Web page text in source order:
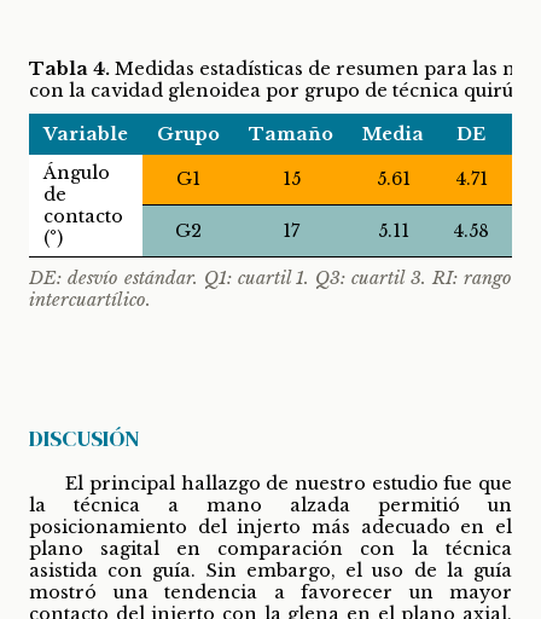
Tabla 4. Medidas estadísticas de resumen para las
con la cavidad glenoidea por grupo de técnica
Variable
Grupo Tamaño Media DE
Ángulo
de
contacto
(°)
G1 15 5.61 4.71
G2 17 5.11 4.58
DE: desvío estándar. Q1: cuartil 1. Q3: cuartil 3. RI: rango
intercuartílico.
DISCUSIÓN
El principal hallazgo de nuestro estudio fue que
la técnica a mano alzada permitió un
posicionamiento del injerto más adecuado en el
plano sagital en comparación con la técnica
asistida con guía. Sin embargo, el uso de la guía
mostró una tendencia a favorecer un mayor
contacto del injerto con la glena en el plano axial.